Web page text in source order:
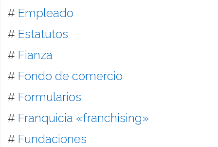
# Empleado
# Estatutos
# Fianza
# Fondo de comercio
# Formularios
# Franquicia «franchising»
# Fundaciones